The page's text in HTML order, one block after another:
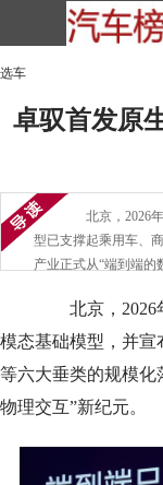
选车
卓驭首发原
北京，2026年
型已支撑起乘用车、
产业正式从“端到端的
北京，2026年
模态基础模型，并宣
等六大垂类的规模化
物理交互”新纪元。